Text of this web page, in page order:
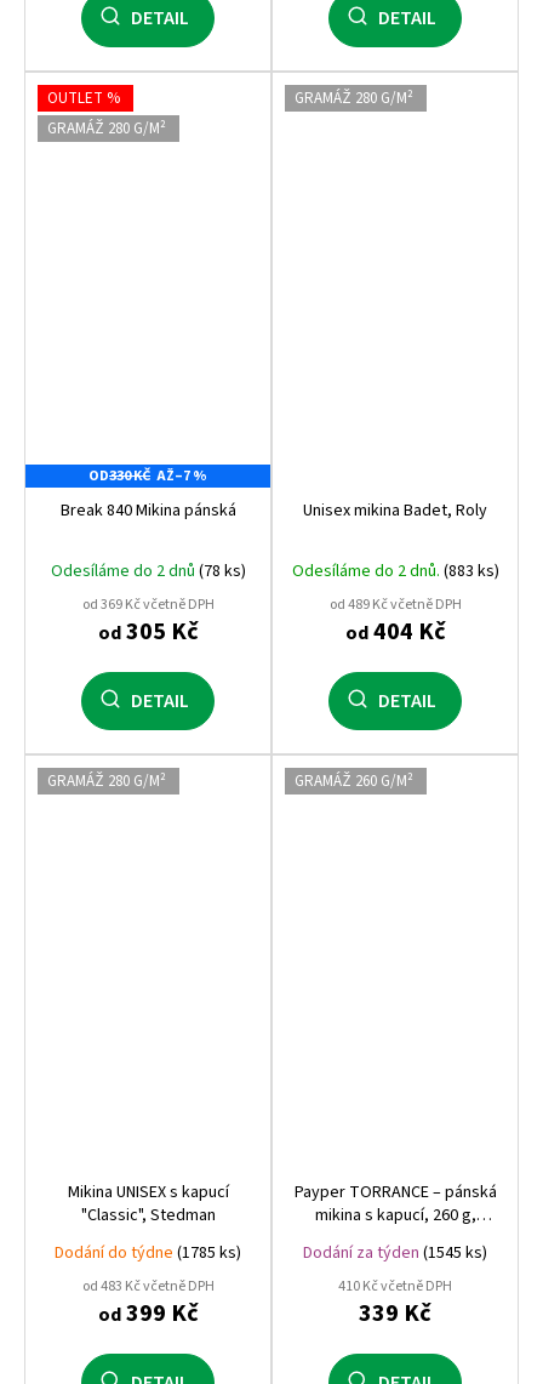
DETAIL DETAIL
OUTLET %
GRAMÁŽ 280 G/M²
OD330 KČ AŽ–7 %
Break 840 Mikina pánská
Odesíláme do 2 dnů (78 ks)
od 369 Kč včetně DPH
od305 Kč
DETAIL
GRAMÁŽ 280 G/M²
Unisex mikina Badet, Roly
Odesíláme do 2 dnů. (883 ks)
od 489 Kč včetně DPH
od404 Kč
DETAIL
GRAMÁŽ 280 G/M²
Mikina UNISEX s kapucí
"Classic", Stedman
Dodání do týdne (1785 ks)
od 483 Kč včetně DPH
od399 Kč
GRAMÁŽ 260 G/M²
Payper TORRANCE – pánská
mikina s kapucí, 260 g,
ideální pro velký potisk,
skvělá pro maturitní mikiny
Dodání za týden (1545 ks)
410 Kč včetně DPH
339 Kč